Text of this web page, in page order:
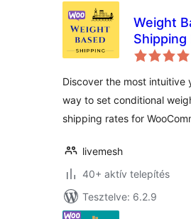
Weight
Shipping
Discover the most intuitive
way to set conditional
shipping rates for
livemesh
40+ aktív telepítés
Tesztelve: 6.2.9